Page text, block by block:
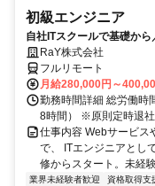
初級エンジニア
自社ITスクールで基礎か
RaY株式会社
フルリモート
月給280,000円～
勤務時間詳細 総労働時
8時間） ※原則定時退社
仕事内容 Webサービス
で、 ITエンジニアとし
修からスタート。未経
業界未経験者歓迎 資格取得支